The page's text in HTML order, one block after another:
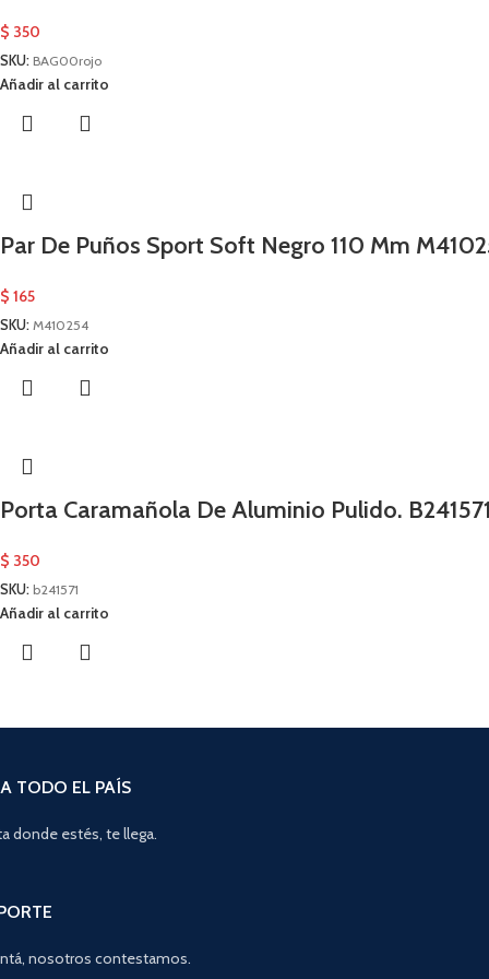
$ 350
SKU: BAG00rojo
Añadir al carrito
Par De Puños Sport Soft Negro 110 Mm
$ 165
SKU: M410254
Añadir al carrito
Porta Caramañola De Aluminio Pulido.
$ 350
SKU: b241571
Añadir al carrito
TODO EL PAÍS
donde estés, te llega.
nosotros contestamos.